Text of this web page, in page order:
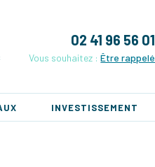
02 41 96 56 01
Vous souhaitez :Être rappelé
INVESTISSEMENT